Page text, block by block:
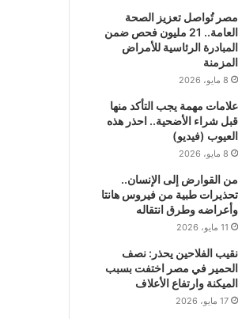
مصر تُواصل تعزيز الصحة
العامة.. 21 مليون فحص ضمن
المبادرة الرئاسية للأمراض
المزمنة
8 مايو، 2026
علامات مهمة يجب التأكد منها
قبل شراء الأضحية.. احذر هذه
العيوب (فيديو)
8 مايو، 2026
من القوارض إلى الإنسان..
تحذيرات طبية من فيروس هانتا
وأعراضه وطرق انتقاله
11 مايو، 2026
نقيب الفلاحين يحذر: نصف
الحمير في مصر اختفت بسبب
الميكنة وارتفاع الأعلاف
17 مايو، 2026